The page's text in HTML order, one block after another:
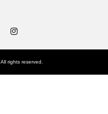
All rights reserved.